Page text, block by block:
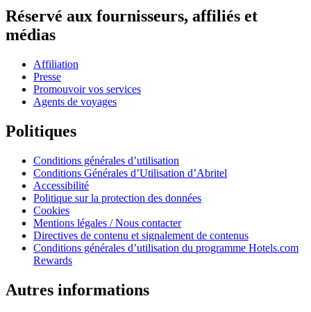
Réservé aux fournisseurs, affiliés et
médias
Affiliation
Presse
Promouvoir vos services
Agents de voyages
Politiques
Conditions générales d’utilisation
Conditions Générales d’Utilisation d’Abritel
Accessibilité
Politique sur la protection des données
Cookies
Mentions légales / Nous contacter
Directives de contenu et signalement de contenus
Conditions générales d’utilisation du programme Hotels.com
Rewards
Autres informations